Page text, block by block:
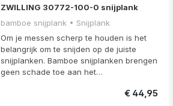
ZWILLING 30772-100-0 snijplank
bamboe snijplank • Snijplank
Om je messen scherp te houden is het
belangrijk om te snijden op de juiste
snijplanken. Bamboe snijplanken brengen
geen schade toe aan het…
€ 44,95